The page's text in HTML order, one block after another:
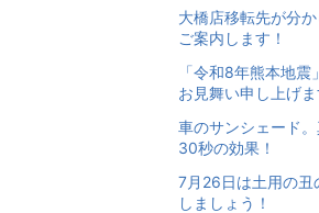
大橋店移転先が分
ご案内します！
「令和8年熊本地
お見舞い申し上げま
車のサンシェード
30秒の効果！
7月26日は土用の丑
しましょう！